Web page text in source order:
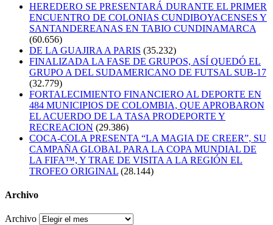
HEREDERO SE PRESENTARÁ DURANTE EL PRIMER
ENCUENTRO DE COLONIAS CUNDIBOYACENSES Y
SANTANDEREANAS EN TABIO CUNDINAMARCA
(60.656)
DE LA GUAJIRA A PARIS (35.232)
FINALIZADA LA FASE DE GRUPOS, ASÍ QUEDÓ EL
GRUPO A DEL SUDAMERICANO DE FUTSAL SUB-17
(32.779)
FORTALECIMIENTO FINANCIERO AL DEPORTE EN
484 MUNICIPIOS DE COLOMBIA, QUE APROBARON
EL ACUERDO DE LA TASA PRODEPORTE Y
RECREACION (29.386)
COCA-COLA PRESENTA “LA MAGIA DE CREER”, SU
CAMPAÑA GLOBAL PARA LA COPA MUNDIAL DE
LA FIFA™, Y TRAE DE VISITA A LA REGIÓN EL
TROFEO ORIGINAL (28.144)
Archivo
Archivo